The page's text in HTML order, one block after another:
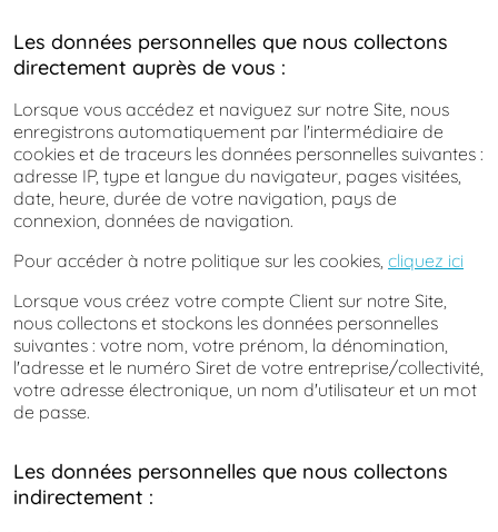
Les données personnelles que nous collectons
directement auprès de vous :
Lorsque vous accédez et naviguez sur notre Site, nous
enregistrons automatiquement par l'intermédiaire de
cookies et de traceurs les données personnelles suivantes :
adresse IP, type et langue du navigateur, pages visitées,
date, heure, durée de votre navigation, pays de
connexion, données de navigation.
Pour accéder à notre politique sur les cookies, cliquez ici
Lorsque vous créez votre compte Client sur notre Site,
nous collectons et stockons les données personnelles
suivantes : votre nom, votre prénom, la dénomination,
l'adresse et le numéro Siret de votre entreprise/collectivité,
votre adresse électronique, un nom d'utilisateur et un mot
de passe.
Les données personnelles que nous collectons
indirectement :